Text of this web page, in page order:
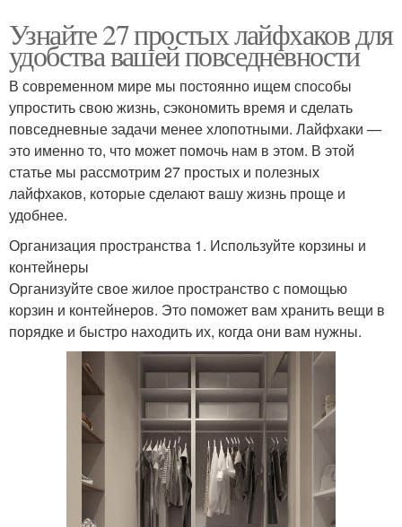
Узнайте 27 простых лайфхаков для
удобства вашей повседневности
В современном мире мы постоянно ищем способы
упростить свою жизнь, сэкономить время и сделать
повседневные задачи менее хлопотными. Лайфхаки —
это именно то, что может помочь нам в этом. В этой
статье мы рассмотрим 27 простых и полезных
лайфхаков, которые сделают вашу жизнь проще и
удобнее.
Организация пространства 1. Используйте корзины и
контейнеры
Организуйте свое жилое пространство с помощью
корзин и контейнеров. Это поможет вам хранить вещи в
порядке и быстро находить их, когда они вам нужны.